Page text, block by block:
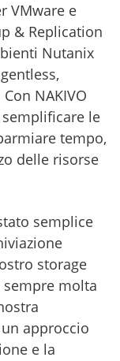
VMware e
& Replication
Nutanix
NAKIVO
le
tempo,
delle risorse
semplice
storage
sempre molta
approccio
e la